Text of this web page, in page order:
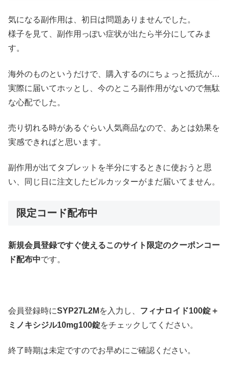
気になる副作用は、初日は問題ありませんでした。
様子を見て、副作用っぽい症状が出たら半分にしてみま
す。
海外のものというだけで、購入するのにちょっと抵抗が…
実際に届いてホッとし、今のところ副作用がないので無駄
な心配でした。
売り切れる時があるぐらい人気商品なので、あとは効果を
実感できればと思います。
副作用が出てタブレットを半分にするときに使おうと思
い、同じ日に注文したピルカッターがまだ届いてません。
限定コード配布中
新規会員登録ですぐ使えるこのサイト限定のクーポンコー
ド配布中です。
会員登録時にSYP27L2M を入力し、 フィナロイド100錠＋
ミノキシジル10mg100錠をチェックしてください。
終了時期は未定ですのでお早めにご確認ください。